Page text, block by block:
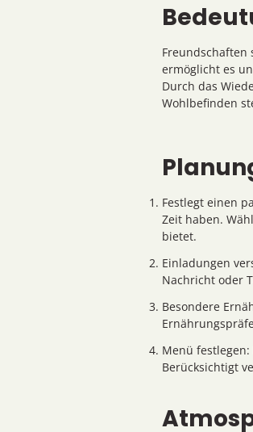
Freundschaften
ermöglicht es
Durch das
Wohlbefinden
Festlegt einen
Zeit haben.
bietet.
Einladungen
Nachricht oder
Besondere
Menü
Berücksichtigt